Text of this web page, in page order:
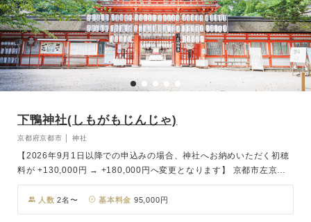
下鴨神社(しもがもじんじゃ)
京都府京都市 │ 神社
【2026年9月1日以降での申込みの場合、神社へお納めいただく初穂
料が +130,000円 → +180,000円へ変更となります】 京都市左京
区、世界遺産にも登録されている賀茂御祖神社(かもみおやじんじ
ゃ)。鴨川の下流に祀られていることから通称「下鴨神社(しもがもじ
んじゃ)」として親しまれています。京都最古の社の一つで山城国一
人数 2名〜 基本料金 95,000円